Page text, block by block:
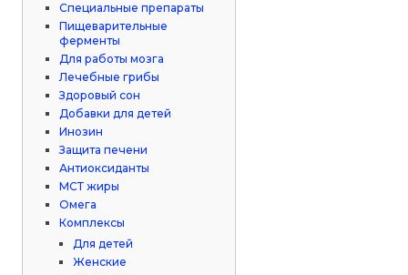
Специальные препараты
Пищеварительные
ферменты
Для работы мозга
Лечебные грибы
Здоровый сон
Добавки для детей
Инозин
Защита печени
Антиоксиданты
МСТ жиры
Омега
Комплексы
Для детей
Женские